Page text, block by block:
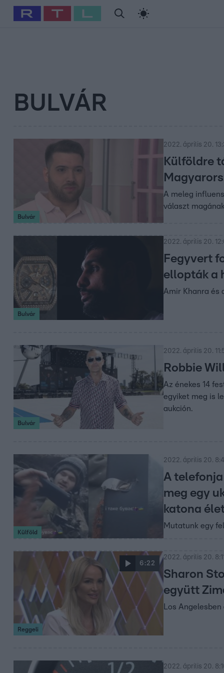
Babits Marcella Szellő István Most Wanted
BULVÁR
Bulvár
2022. április 20.
Külföldre
A meleg
választ
Bulvár
2022. április 20.
Fegyvert
ellopták a
Amir Khanra és
Bulvár
2022. április 20.
Robbie
Az énekes 14
egyiket meg is
aukción.
Külföld
2022. április 20.
A
meg egy
katona
Mutatunk egy
6:22
Reggeli
2022. április 20. 8:11
Sharon
együtt
Los
2022. április 20.